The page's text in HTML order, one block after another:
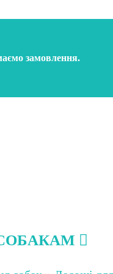
замовлення.
Корм, іграшки,
| Корм, іграшки,